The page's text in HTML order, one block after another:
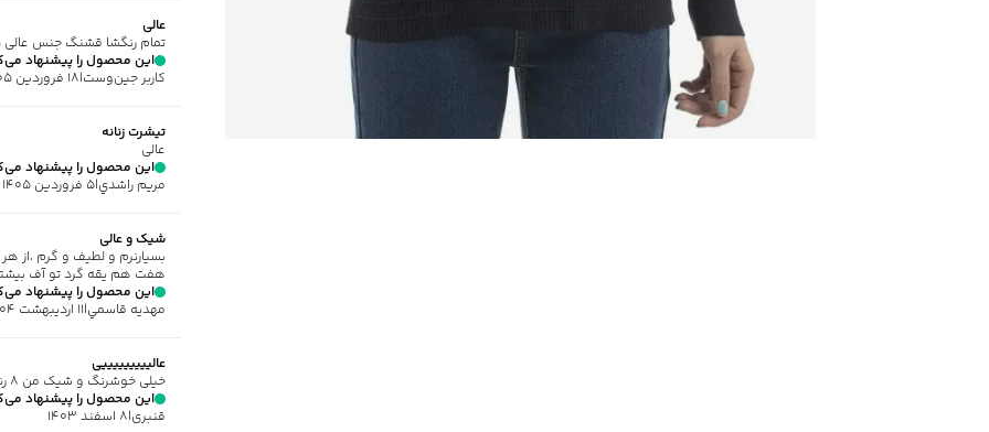
ضخامت :کم
نوع شستشو :دستی/
نحوه شستشو :به صورت
ویژگی محصول
مناسب برای: بانوان
مناسب برای فصول: سرد
برند:جوتی جینز
اطلاعات مدل:مدل با قد 176 سانتی‌متر و وزن 56 کیلوگرم، سایز M پوشیده است.
زیر گروه:پلیور و ژاکت
شیوه‌برش
عالی
تمام رنگشا قشنگ جنس عالی
این محصول را پیشنهاد
کاربر جین‌وست|۱۸ فروردین ۱۴۰۵
تيشرت زنانه
عالى
این محصول را پیشنهاد
مريم راشدي|۵ فروردین ۱۴۰۵
شیک و عالی
بسیارنرم و لطیف و گرم ،از
هفت هم یقه گرد تو آف بیشتر از ۵۰درصد قیمتش
این محصول را پیشنهاد
مهديه قاسمي|۱۱ اردیبهشت ۱۴۰۴
عالیییییییییی
خیلی خوشرنگ و شیک من ۸ رنگ این کار رو گرفتم چون تنخورش عالیه
این محصول را پیشنهاد
قنبری|۸ اسفند ۱۴۰۳